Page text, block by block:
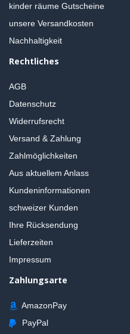
kinder räume Gutscheine
unsere Versandkosten
Nachhaltigkeit
Rechtliches
AGB
Datenschutz
Widerrufsrecht
Versand & Zahlung
Zahlmöglichkeiten
Aus aktuellem Anlass
Kundeninformationen
schweizer Kunden
Ihre Rücksendung
Lieferzeiten
Impressum
Zahlungsarte
AmazonPay
PayPal